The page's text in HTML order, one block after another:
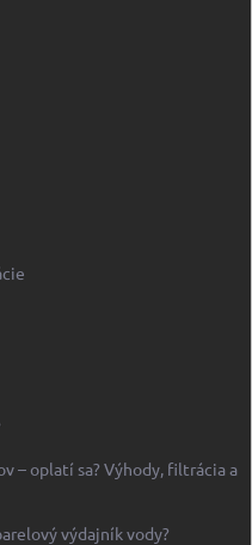
– oplatí sa? Výhody, filtrácia a
výdajník vody?